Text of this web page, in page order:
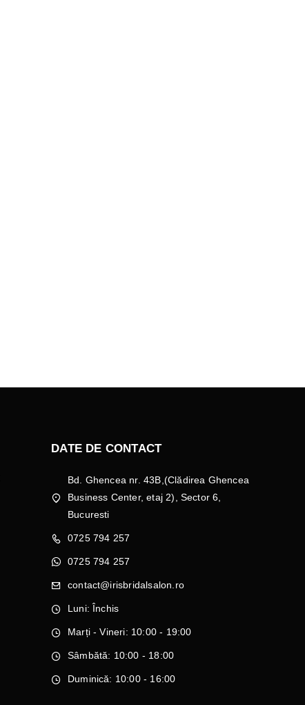
DATE DE CONTACT
Bd. Ghencea nr. 43B,(Clădirea Ghencea
Business Center, etaj 2), Sector 6,
Bucuresti
0725 794 257
0725 794 257
contact@irisbridalsalon.ro
Luni: Închis
Marți - Vineri: 10:00 - 19:00
Sâmbătă: 10:00 - 18:00
Duminică: 10:00 - 16:00